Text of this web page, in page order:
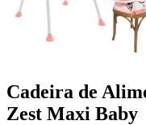
Cadeira de
Zest Maxi Baby